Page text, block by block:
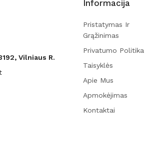
Vilniaus R.
Informacija
Pristatymas Ir
Grąžinimas
Privatumo Politika
Taisyklės
Apie Mus
Apmokėjimas
Kontaktai